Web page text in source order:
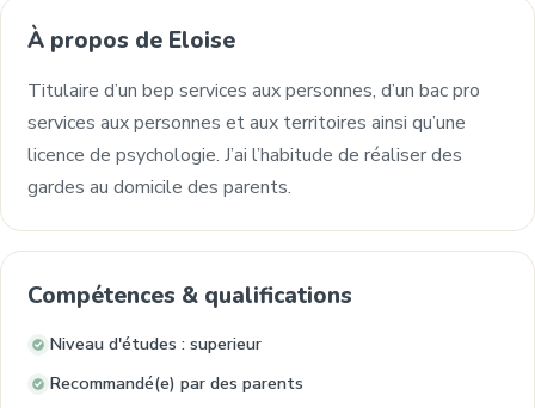
À propos de Eloise
Titulaire d’un bep services aux personnes, d’un bac pro
services aux personnes et aux territoires ainsi qu’une
licence de psychologie. J’ai l’habitude de réaliser des
gardes au domicile des parents.
Compétences & qualifications
Niveau d'études : superieur
Recommandé(e) par des parents